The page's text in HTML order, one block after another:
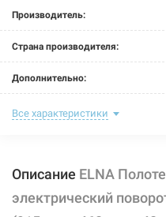
Производитель:
Страна производителя:
Дополнительно:
Цвет:
Глубина:
Высота:
Все характеристики
Описание ELNA
электрический